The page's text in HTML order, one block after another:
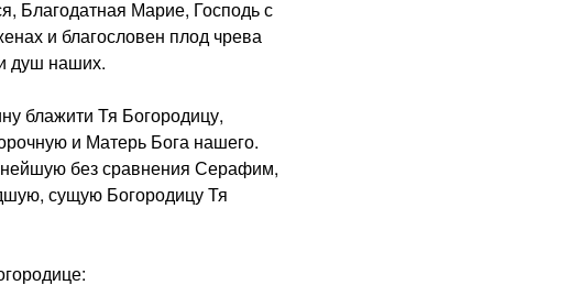
Благодатная Марие, Господь с
и благословен плод чрева
душ наших.
блажити Тя Богородицу,
и Матерь Бога нашего.
без сравнения Серафим,
сущую Богородицу Тя